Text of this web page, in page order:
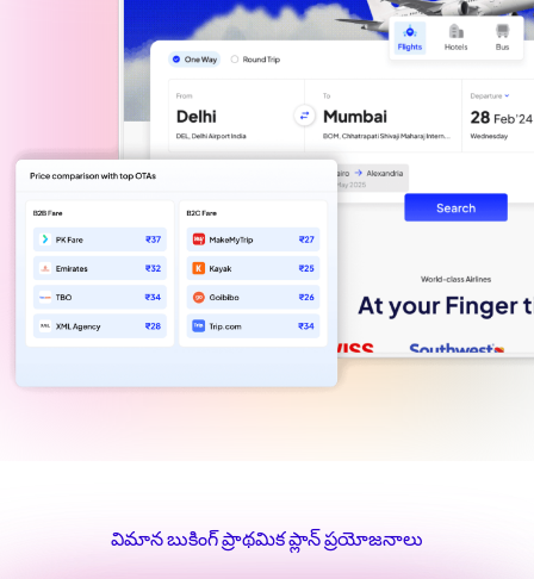
విమాన బుకింగ్ ప్రాథమిక ప్లాన్ ప్రయోజనాలు